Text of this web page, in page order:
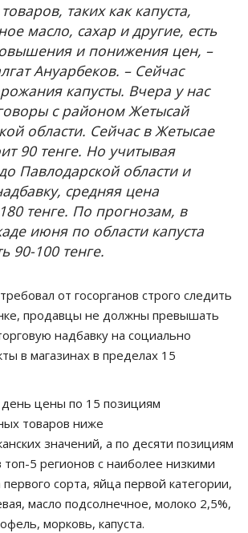
таких как капуста,
масло, сахар и другие, есть
и понижения цен, –
Ануарбеков. – Сейчас
капусты. Вчера у нас
с районом Жетысай
области. Сейчас в Жетысае
90 тенге. Но учитывая
Павлодарской области и
средняя цена
тенге. По прогнозам, в
июня по области капуста
90-100 тенге.
от госорганов строго следить
продавцы не должны превышать
надбавку на социально
в магазинах в пределах 15
цены по 15 позициям
товаров ниже
значений, а по десяти позициям
топ-5 регионов с наиболее низкими
сорта, яйца первой категории,
масло подсолнечное, молоко 2,5%,
морковь, капуста.